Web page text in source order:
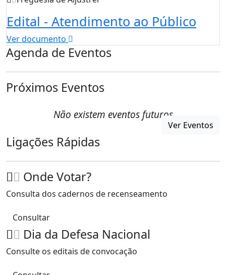
Edital - Atendimento ao Público
Ver documento
Agenda de Eventos
Próximos Eventos
Não existem eventos futuros
Ver Eventos
Ligações Rápidas
Onde Votar?
Consulta dos cadernos de recenseamento
Consultar
Dia da Defesa Nacional
Consulte os editais de convocação